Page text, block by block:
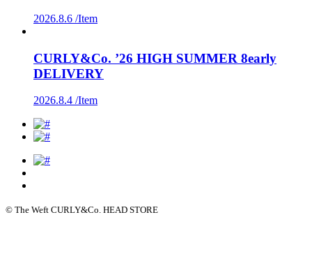
2026.8.6 /Item
CURLY&Co. ’26 HIGH SUMMER 8early
DELIVERY
2026.8.4 /Item
© The Weft CURLY&Co. HEAD STORE